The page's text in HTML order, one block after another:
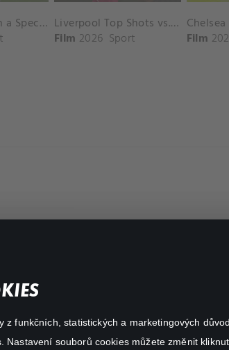
funkčních, statistických a marketingových
souborů cookies můžete změnit
Aston Villa with a Spectacular Goal vs. Nottingham Forest
Liverpool Top Shots vs. Fulham
Film 2026 Sport
Film